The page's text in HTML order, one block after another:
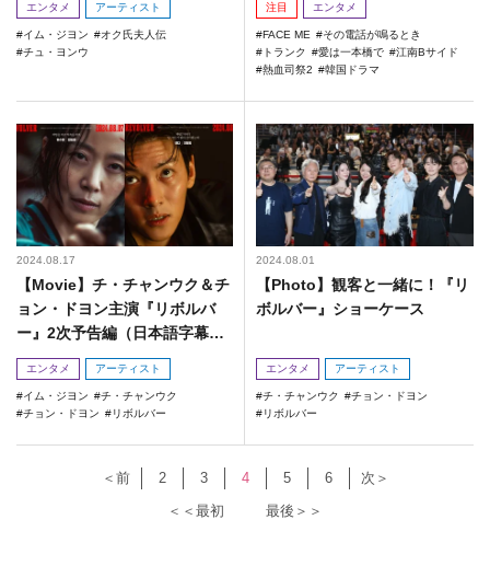
エンタメ アーティスト
イム・ジヨン
オク氏夫人伝
チュ・ヨンウ
注目 エンタメ
FACE ME
その電話が鳴るとき
トランク
愛は一本橋で
江南Bサイド
熱血司祭2
韓国ドラマ
2024.08.17
【Movie】チ・チャンウク＆チ
ョン・ドヨン主演『リボルバ
ー』2次予告編（日本語字幕付
き）
エンタメ アーティスト
イム・ジヨン
チ・チャンウク
チョン・ドヨン
リボルバー
2024.08.01
【Photo】観客と一緒に！『リ
ボルバー』ショーケース
エンタメ アーティスト
チ・チャンウク
チョン・ドヨン
リボルバー
＜＜最初
＜前 2 3 4 5 6
次＞
最後＞＞